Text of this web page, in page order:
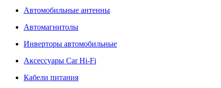
Автомобильные антенны
Автомагнитолы
Инверторы автомобильные
Аксессуары Car Hi-Fi
Кабели питания